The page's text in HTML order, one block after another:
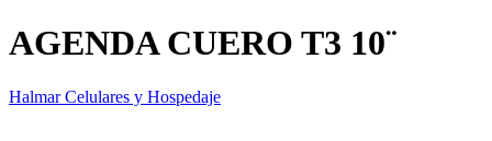
AGENDA CUERO T3 10¨
Halmar Celulares y Hospedaje